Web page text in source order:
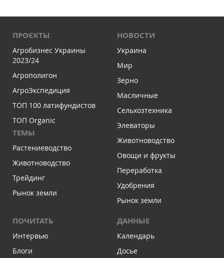
ПРОЄКТЫ
Агробизнес Украины
2023/24
Агрополигон
АгроЭкспедиция
ТОП 100 латифундистов
ТОП Organic
ТЕМЫ
Растениеводство
Животноводство
Трейдинг
Рынок земли
НОВОСТИ
Украина
Мир
Зерно
Масличные
Сельхозтехника
Элеваторы
Животноводство
Овощи и фрукты
Переработка
Удобрения
Рынок земли
ПОЧИТАТЬ
Интервью
Блоги
ДАННЫЕ
Календарь
Досье